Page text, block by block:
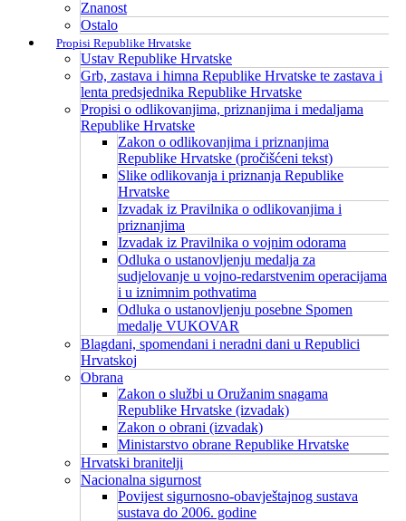
Znanost
Ostalo
Propisi Republike Hrvatske
Ustav Republike Hrvatske
Grb, zastava i himna Republike Hrvatske te zastava i
lenta predsjednika Republike Hrvatske
Propisi o odlikovanjima, priznanjima i medaljama
Republike Hrvatske
Zakon o odlikovanjima i priznanjima
Republike Hrvatske (pročišćeni tekst)
Slike odlikovanja i priznanja Republike
Hrvatske
Izvadak iz Pravilnika o odlikovanjima i
priznanjima
Izvadak iz Pravilnika o vojnim odorama
Odluka o ustanovljenju medalja za
sudjelovanje u vojno-redarstvenim operacijama
i u iznimnim pothvatima
Odluka o ustanovljenju posebne Spomen
medalje VUKOVAR
Blagdani, spomendani i neradni dani u Republici
Hrvatskoj
Obrana
Zakon o službi u Oružanim snagama
Republike Hrvatske (izvadak)
Zakon o obrani (izvadak)
Ministarstvo obrane Republike Hrvatske
Hrvatski branitelji
Nacionalna sigurnost
Povijest sigurnosno-obavještajnog sustava
sustava do 2006. godine